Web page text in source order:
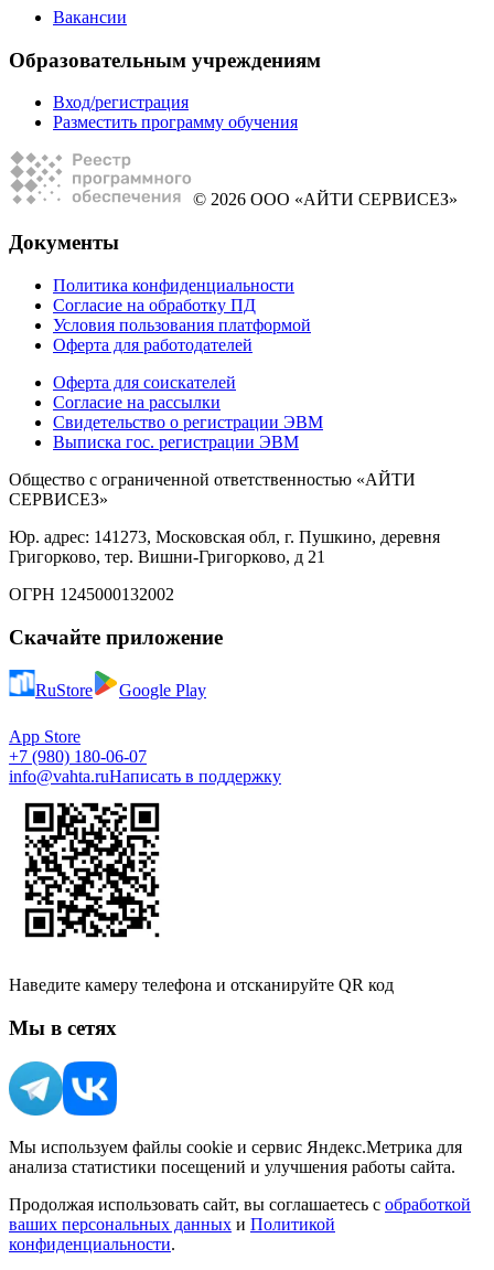
Вакансии
Образовательным учреждениям
Вход/регистрация
Разместить программу обучения
© 2026 ООО «АЙТИ СЕРВИСЕЗ»
Документы
Политика конфиденциальности
Согласие на обработку ПД
Условия пользования платформой
Оферта для работодателей
Оферта для соискателей
Согласие на рассылки
Свидетельство о регистрации ЭВМ
Выписка гос. регистрации ЭВМ
Общество с ограниченной ответственностью «АЙТИ
СЕРВИСЕЗ»
Юр. адрес: 141273, Московская обл, г. Пушкино, деревня
Григорково, тер. Вишни-Григорково, д 21
ОГРН 1245000132002
Скачайте приложение
RuStore Google Play
App Store
+7 (980) 180-06-07
info@vahta.ruНаписать в поддержку
Наведите камеру телефона и отсканируйте QR код
Мы в сетях
Мы используем файлы cookie и сервис Яндекс.Метрика для
анализа статистики посещений и улучшения работы сайта.
Продолжая использовать сайт, вы соглашаетесь с обработкой
ваших персональных данных и Политикой
конфиденциальности.